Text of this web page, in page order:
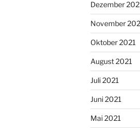
Dezember
November
Oktober 2021
August 2021
Juli 2021
Juni 2021
Mai 2021